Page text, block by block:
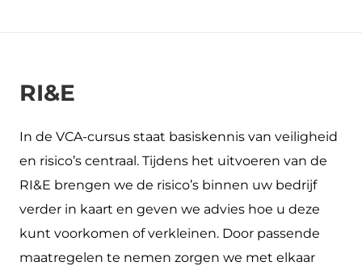
RI&E
In de VCA-cursus staat basiskennis van veiligheid
en risico’s centraal. Tijdens het uitvoeren van de
RI&E brengen we de risico’s binnen uw bedrijf
verder in kaart en geven we advies hoe u deze
kunt voorkomen of verkleinen. Door passende
maatregelen te nemen zorgen we met elkaar